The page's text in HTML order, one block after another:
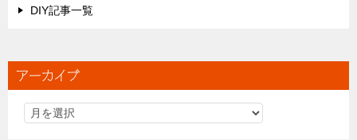
DIY記事一覧
アーカイブ